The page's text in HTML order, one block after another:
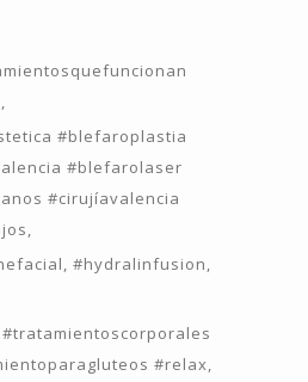
#blefaroplastia
#blefarolaser
#cirujíavalencia
#hydralinfusion
#relax